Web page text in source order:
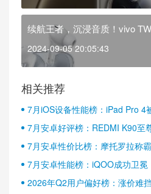
续航王者，沉浸音质！vivo
2024-09-05 20:05:43
相关推荐
7月iOS设备性能榜：iPad Pro 4
7月安卓好评榜：REDMI K90至
半壁江山
7月安卓性价比榜：摩托罗拉称
7月安卓性能榜：iQOO成功卫冕
2026年Q2用户偏好榜：涨价难